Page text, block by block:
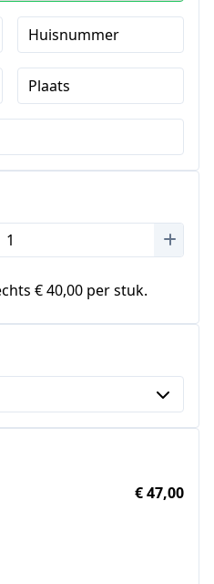
Huisnummer
Plaats
€ 40,00 per stuk.
€ 47,00